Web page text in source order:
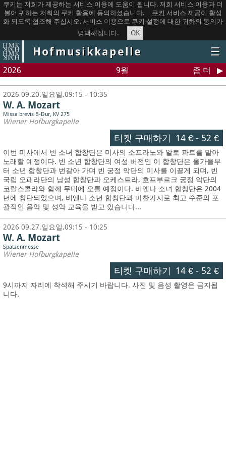
쿠키는 저희가 제공하는 서비스 이용에 도움이 됩니다. 저희 서비스 이용과 더
불어 귀하는 저희의 쿠키 활용에 동의하셨습니다.
쿠키 서비스 제공이 활성
화 되도록 협조해 주십시오. 서비스 이용으로 쿠키 설정에 대한 귀하의 동의가
명백해집니다.
OK
Hofmusikkapelle ☰
2026 9월 좀 더
2026 09.20.일요일,09:15 - 10:35
W. A. Mozart
Missa brevis B-Dur, KV 275
Wiener Hofburgkapelle
티켓 구매하기 14 €- 52 €
이번 미사에서 빈 소녀 합창단은 미사의 소프라노와 알토 파트를 맡아
노래할 예정이다. 빈 소년 합창단의 여성 버전인 이 합창단은 올가을부
터 소년 합창단과 번갈아 가며 빈 궁정 악단의 미사를 이끌게 되며, 빈
국립 오페라단의 남성 합창단과 오케스트라, 호프부르크 궁정 악단의
코랄스콜라와 함께 무대에 오를 예정이다. 비엔나 소녀 합창단은 2004
년에 창단되었으며, 비엔나 소년 합창단과 마찬가지로 최고 수준의 포
괄적인 음악 및 성악 교육을 받고 있습니다...
2026 09.27.일요일,09:15 - 10:25
W. A. Mozart
Spatzenmesse
Wiener Hofburgkapelle
티켓 구매하기 14 €- 52 €
9시까지 자리에 착석해 주시기 바랍니다. 사진 및 음성 촬영은 금지됩
니다.